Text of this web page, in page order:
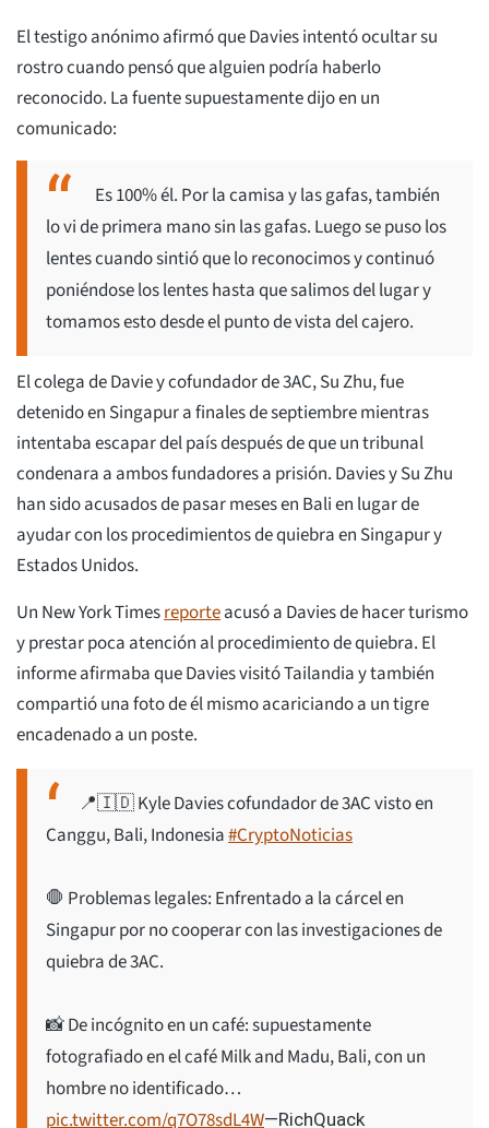
El testigo anónimo afirmó que Davies intentó ocultar su
rostro cuando pensó que alguien podría haberlo
reconocido. La fuente supuestamente dijo en un
comunicado:
Es 100% él. Por la camisa y las gafas, también
lo vi de primera mano sin las gafas. Luego se puso los
lentes cuando sintió que lo reconocimos y continuó
poniéndose los lentes hasta que salimos del lugar y
tomamos esto desde el punto de vista del cajero.
El colega de Davie y cofundador de 3AC, Su Zhu, fue
detenido en Singapur a finales de septiembre mientras
intentaba escapar del país después de que un tribunal
condenara a ambos fundadores a prisión. Davies y Su Zhu
han sido acusados de pasar meses en Bali en lugar de
ayudar con los procedimientos de quiebra en Singapur y
Estados Unidos.
Un New York Timesreporteacusó a Davies de hacer turismo
y prestar poca atención al procedimiento de quiebra. El
informe afirmaba que Davies visitó Tailandia y también
compartió una foto de él mismo acariciando a un tigre
encadenado a un poste.
📍🇮🇩 Kyle Davies cofundador de 3AC visto en
Canggu, Bali, Indonesia#CryptoNoticias
🛑 Problemas legales: Enfrentado a la cárcel en
Singapur por no cooperar con las investigaciones de
quiebra de 3AC.
📸 De incógnito en un café: supuestamente
fotografiado en el café Milk and Madu, Bali, con un
hombre no identificado…
pic.twitter.com/q7O78sdL4W—RichQuack